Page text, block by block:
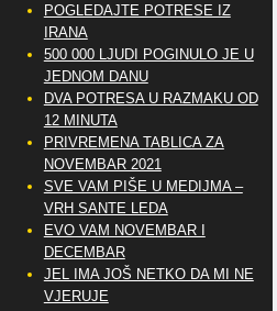
POGLEDAJTE POTRESE IZ
IRANA
500 000 LJUDI POGINULO JE U
JEDNOM DANU
DVA POTRESA U RAZMAKU OD
12 MINUTA
PRIVREMENA TABLICA ZA
NOVEMBAR 2021
SVE VAM PIŠE U MEDIJMA –
VRH SANTE LEDA
EVO VAM NOVEMBAR I
DECEMBAR
JEL IMA JOŠ NETKO DA MI NE
VJERUJE